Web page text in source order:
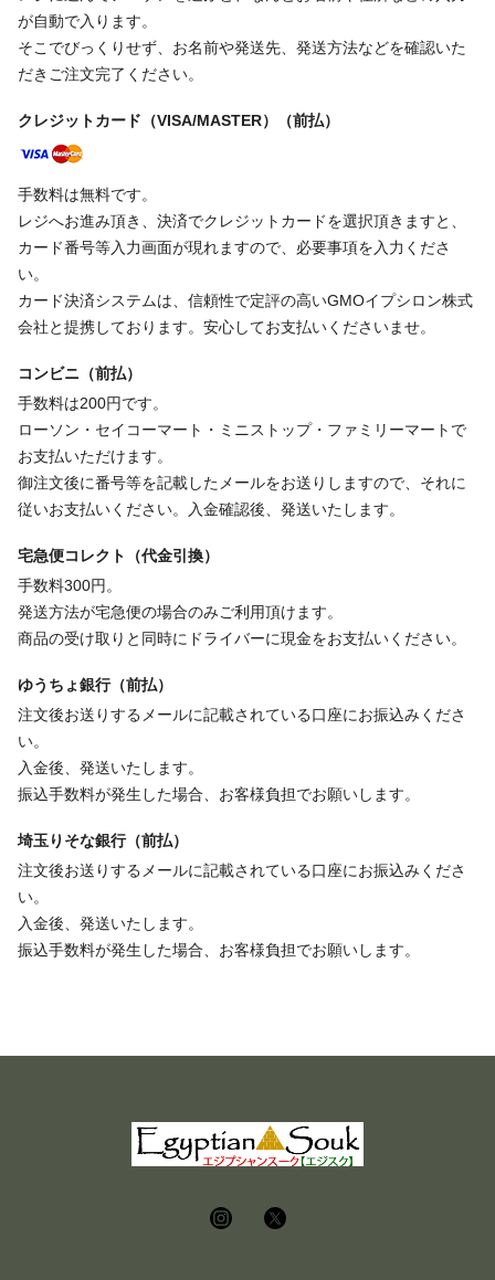
が自動で入ります。
そこでびっくりせず、お名前や発送先、発送方法などを確認いた
だきご注文完了ください。
クレジットカード（VISA/MASTER）（前払）
手数料は無料です。
レジへお進み頂き、決済でクレジットカードを選択頂きますと、
カード番号等入力画面が現れますので、必要事項を入力くださ
い。
カード決済システムは、信頼性で定評の高いGMOイプシロン株式
会社と提携しております。安心してお支払いくださいませ。
コンビニ（前払）
手数料は200円です。
ローソン・セイコーマート・ミニストップ・ファミリーマートで
お支払いただけます。
御注文後に番号等を記載したメールをお送りしますので、それに
従いお支払いください。入金確認後、発送いたします。
宅急便コレクト（代金引換）
手数料300円。
発送方法が宅急便の場合のみご利用頂けます。
商品の受け取りと同時にドライバーに現金をお支払いください。
ゆうちょ銀行（前払）
注文後お送りするメールに記載されている口座にお振込みくださ
い。
入金後、発送いたします。
振込手数料が発生した場合、お客様負担でお願いします。
埼玉りそな銀行（前払）
注文後お送りするメールに記載されている口座にお振込みくださ
い。
入金後、発送いたします。
振込手数料が発生した場合、お客様負担でお願いします。